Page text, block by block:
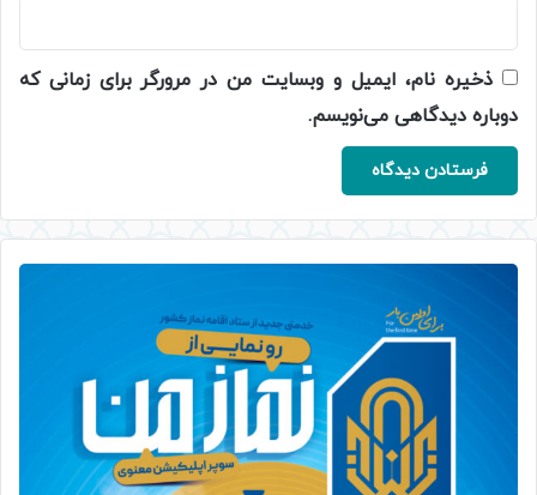
ذخیره نام، ایمیل و وبسایت من در مرورگر برای زمانی که
دوباره دیدگاهی می‌نویسم.